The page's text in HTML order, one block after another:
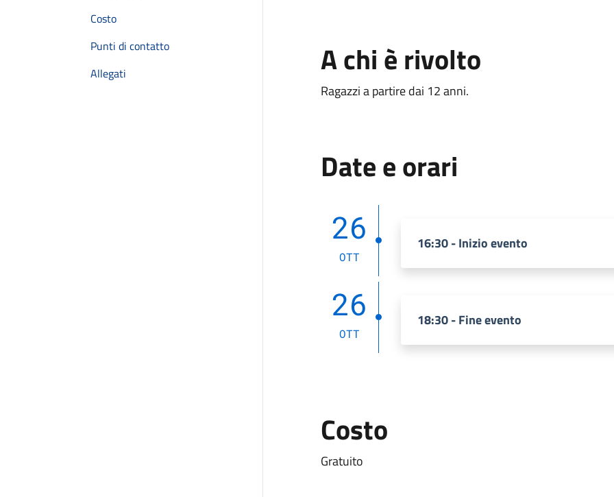
Costo
Punti di contatto
Allegati
A chi è rivolto
Ragazzi a partire dai 12 anni.
Date e orari
26
OTT
16:30 - Inizio evento
26
OTT
18:30 - Fine evento
Costo
Gratuito